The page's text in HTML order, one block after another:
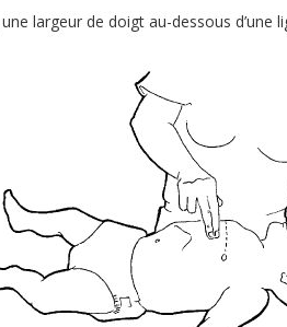
largeur de doigt au-dessous